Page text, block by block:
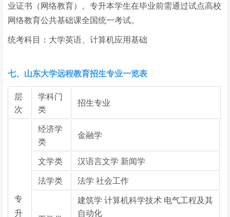
业证书（网络教育）。专升本学生在毕业前需通过试点高校
网络教育公共基础课全国统一考试。
统考科目：大学英语、计算机应用基础
七、山东大学远程教育招生专业一览表
层
次
学科门
类
招生专业
专
升
经济学
类
金融学
文学类 汉语言文学 新闻学
法学类 法学 社会工作
建筑学 计算机科学技术 电气工程及其
自动化